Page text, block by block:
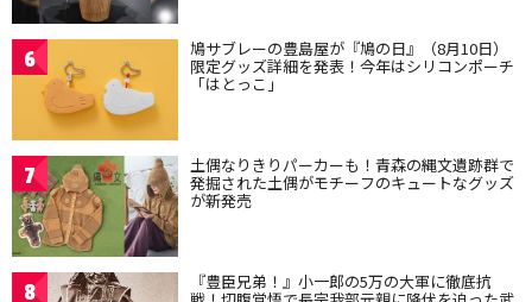
6 鳩サブレーの豊島屋が『鳩の日』（8月10日）
限定グッズ詳細を発表！今年はシリコンポーチ
「はとっこ」
7 土偶なりきりパーカーも！青森の縄文遺跡群で
発掘された土偶がモチーフのキュートなグッズ
が新発売
8 『豊臣兄弟！』小一郎の5万の大軍に徹底抗